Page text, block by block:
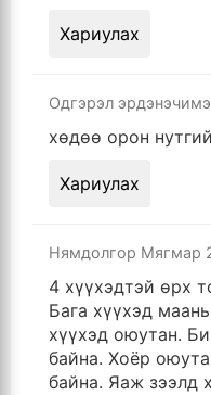
Хариулах
Одгэрэл
хөдөө орон
Хариулах
Нямдолгор Мягмар
4 хүүхэдтэй өрх
Бага хүүхэд
хүүхэд оюутан.
байна. Хоёр
байна. Яаж зээлд